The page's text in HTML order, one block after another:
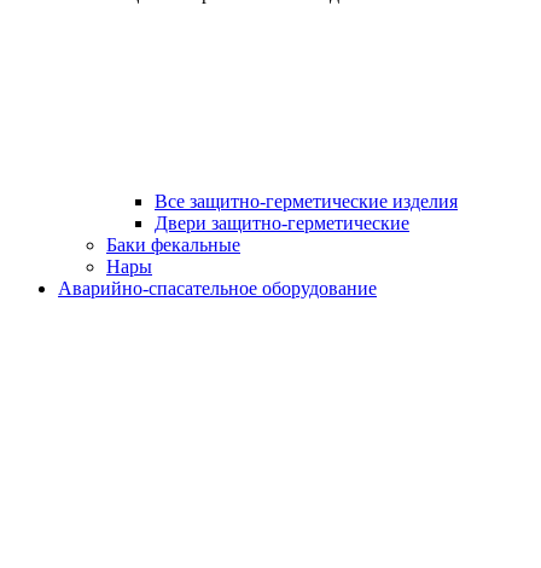
Все защитно-герметические изделия
Двери защитно-герметические
Баки фекальные
Нары
Аварийно-спасательное оборудование